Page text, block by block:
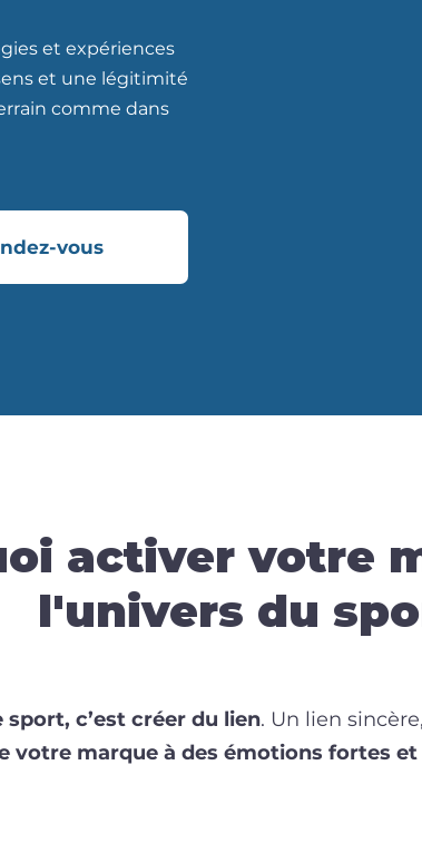
et expériences
et une légitimité
comme dans
vous
activer votre
l'univers du
c’est créer du lien. Un lien
votre marque à des émotions fortes et